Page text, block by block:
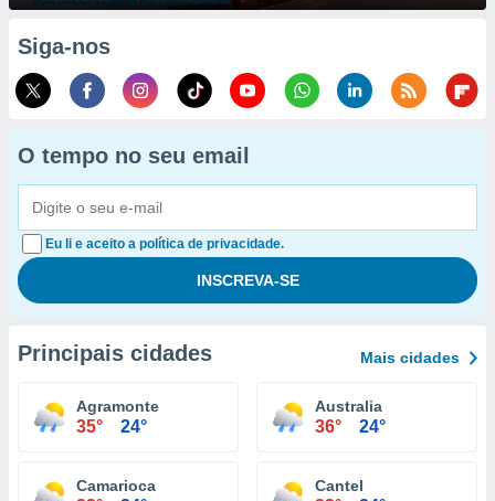
Siga-nos
O tempo no seu email
Eu li e aceito a política de privacidade.
Principais cidades Mais cidades
Agramonte
35° 24°
Australia
36° 24°
Camarioca Cantel